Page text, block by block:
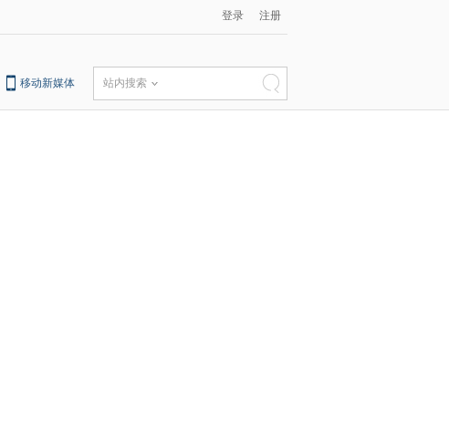
登录 注册
移动新媒体 站内搜索